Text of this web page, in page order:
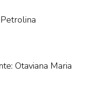
Otaviana Maria